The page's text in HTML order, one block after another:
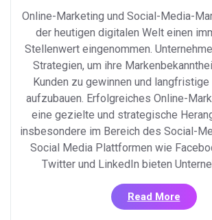
Online-Marketing und Social-Media-
der heutigen digitalen Welt einen
Stellenwert eingenommen.
Strategien, um ihre
Kunden zu gewinnen und
aufzubauen. Erfolgreiches Online-
eine gezielte und strategische
insbesondere im Bereich des Social-
Social Media Plattformen wie
Twitter und LinkedIn bieten
Read More«Die